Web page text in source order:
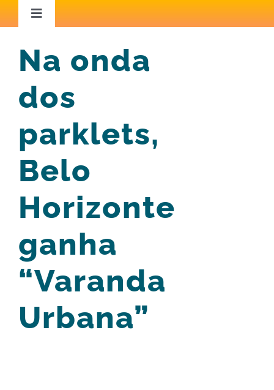
conteúdo
Toggle
Capacitação
Conteúdo Técnico
Na onda
dos
parklets,
Belo
Horizonte
ganha
“Varanda
Urbana”